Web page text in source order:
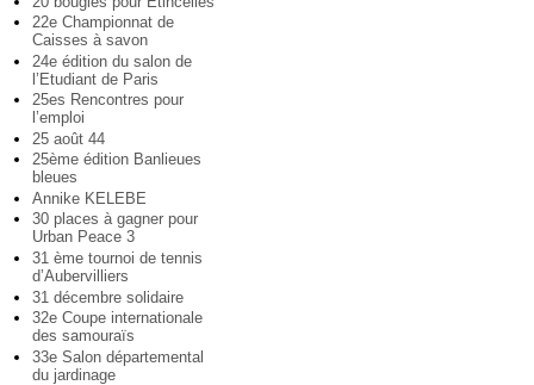
22e Championnat de
Caisses à savon
24e édition du salon de
l’Etudiant de Paris
25es Rencontres pour
l’emploi
25 août 44
25ème édition Banlieues
bleues
Annike KELEBE
30 places à gagner pour
Urban Peace 3
31 ème tournoi de tennis
d’Aubervilliers
31 décembre solidaire
32e Coupe internationale
des samouraïs
33e Salon départemental
du jardinage